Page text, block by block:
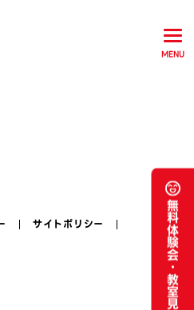
MENU
無料体験会・
サイトポリシー